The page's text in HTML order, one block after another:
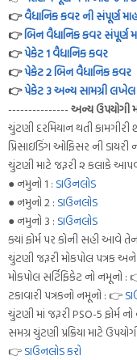
👉વૈધાનિક કવર ની સંપૂર્ણ
👉બિન વૈધાનિક કવર સંપૂર્ણ
👉પેકેટ 1 વૈધાનિક કવર
👉પેકેટ 2 બિન વૈધાનિક કવર
👉પેકેટ 3 અન્ય સામગ્રી
---------------અન્ય ઉપયોગી
ચુંટણી દરમિયાન થતી
પ્રિસાઇડિંગ ઓફિસર ની
ચુંટણી માટે જરૂરી ૨ કલાકે
● નમુનો 1 : ડાઉનલોડ
● નમુનો 2 : ડાઉનલોડ
● નમુનો 3 : ડાઉનલોડ
ક્યાં ફોર્મ પર કોની સહી આવે
ચુંટણી જરૂરી મોકપોલ પત્રક
મોકપોલ સર્ટિફિકેટ નો નમૂનો :
ટકાવારી પત્રકનો નમૂનો : 👉
ચુંટણી માં જરૂરી PSO-5 ફોર્મ
સમગ્ર ચુંટણી પ્રક્રિયા માટે
👉ડાઉનલોડ કરો